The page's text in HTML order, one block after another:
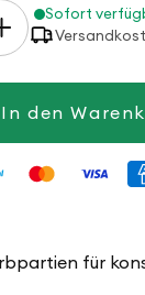
Erhöhe
die
für
Mio
Sofort
In den
für